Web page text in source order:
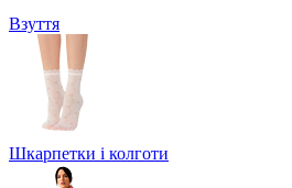
Взуття
Шкарпетки і колготи